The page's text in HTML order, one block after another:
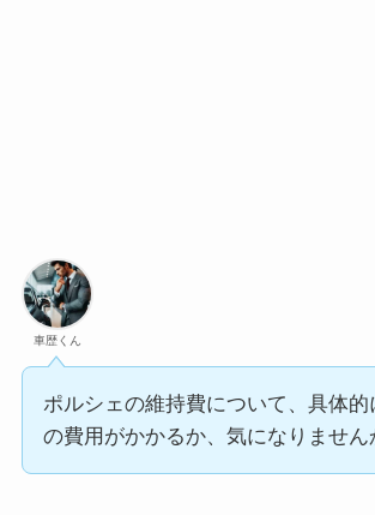
車歴くん
ポルシェの維持費について、具体的
の費用がかかるか、気になりません